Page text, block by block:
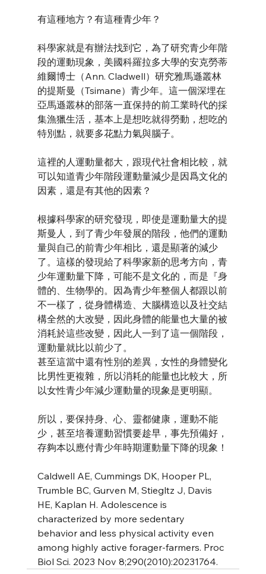
有這種地方？有這種青少年？
科學家就是有辦法找到它，為了研究青少年階
段的運動現象，美國科羅拉多大學的安克勞蒂
維爾博士（Ann. Cladwell）研究雅馬遜叢林
的提斯曼（Tsimane）青少年。這一個深埋在
亞馬遜叢林的部落一直保持的前工業時代的採
集漁獵生活，基本上是想吃就得勞動，想吃的
特別點，就要多花點力氣與腦子。
這裡的人運動量都大，跟現代社會相比較，就
可以知道青少年階段運動量減少是因爲文化的
因素，還是有其他的因素？
根據科學家的研究發現，即使是運動量大的提
斯曼人，到了青少年發展的階段，他們的運動
量與自己的前青少年相比，還是顯著的減少
了。這樣的發現給了科學家新的思考方向，青
少年運動量下降，可能不是文化的，而是『身
體的、生物學的。因為青少年整個人都跟以前
不一樣了，從身體構造、大腦構造以及社交結
構全然的大改變，因此身體的能量也大量的被
消耗於這些改變，因此人一到了這一個階段，
運動量就比以前少了。
甚至這當中還有性別的差異，女性的身體變化
比男性更複雜，所以消耗的能量也比較大，所
以女性青少年減少運動量的現象是更明顯。
所以，要保持身、心、靈都健康，運動不能
少，甚至培養運動習慣要趁早，事先預備好，
存夠本以應付青少年時期運動量下降的現象！
Caldwell AE, Cummings DK, Hooper PL,
Trumble BC, Gurven M, Stiegltz J, Davis
HE, Kaplan H. Adolescence is
characterized by more sedentary
behavior and less physical activity even
among highly active forager-farmers. Proc
Biol Sci. 2023 Nov 8;290(2010):20231764.